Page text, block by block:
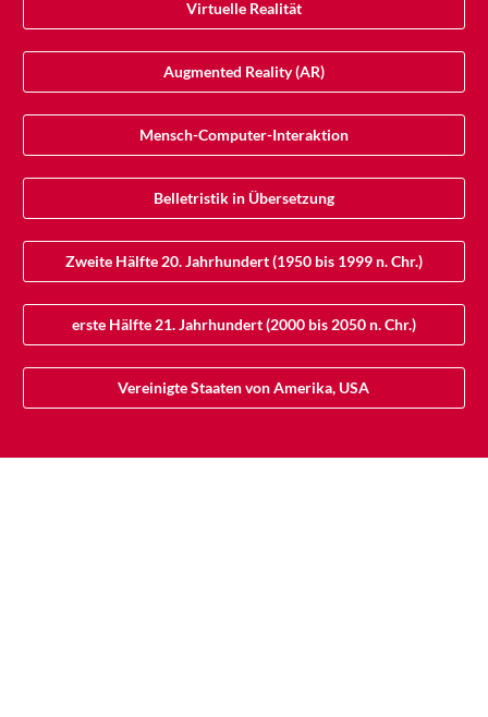
Virtuelle Realität
Augmented Reality (AR)
Mensch-Computer-Interaktion
Belletristik in Übersetzung
Zweite Hälfte 20. Jahrhundert (1950 bis 1999 n. Chr.)
erste Hälfte 21. Jahrhundert (2000 bis 2050 n. Chr.)
Vereinigte Staaten von Amerika, USA